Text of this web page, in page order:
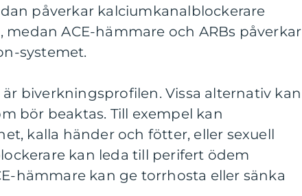
påverkar kalciumkanalblockerare
ACE-hämmare och ARBs påverkar
systemet.
biverkningsprofilen. Vissa alternativ kan
bör beaktas. Till exempel kan
kalla händer och fötter, eller sexuell
kan leda till perifert ödem
hämmare kan ge torrhosta eller sänka